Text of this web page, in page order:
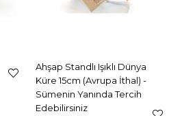
Ahşap Standlı Işıklı Dünya
Küre 15cm (Avrupa İthal) -
Sümenin Yanında Tercih
Edebilirsiniz